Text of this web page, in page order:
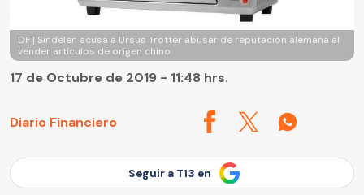
DF | Sindelen acusa a Ursus Trotter abusar de reputación alemana al
vender artículos de origen chino
Diario Financiero
17 de Octubre de 2019 - 11:48 hrs.
Seguir a T13 en